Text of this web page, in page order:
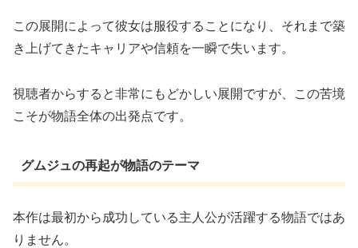
この展開によって彼女は服役することになり、それまで築
き上げてきたキャリアや信頼を一瞬で失います。
視聴者からすると非常にもどかしい展開ですが、この苦境
こそが物語全体の出発点です。
グムジュの再起が物語のテーマ
本作は最初から成功している主人公が活躍する物語ではあ
りません。